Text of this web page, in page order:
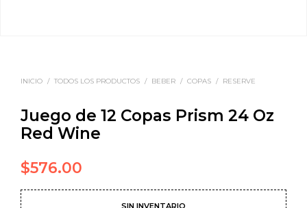
INICIO / TODOS LOS PRODUCTOS / BEBER / COPAS / RESERVE
Juego de 12 Copas Prism 24 Oz
Red Wine
$576.00
SIN INVENTARIO